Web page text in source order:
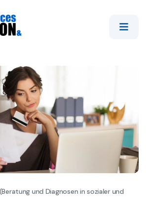
und Diagnosen in sozialer und